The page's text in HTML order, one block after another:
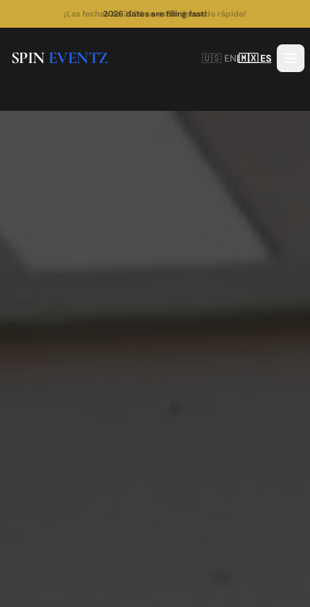
¡Las fechas de 2026 se están llenando rápido!
SPINEVENTZ 🇺🇸 EN|🇲🇽 ES